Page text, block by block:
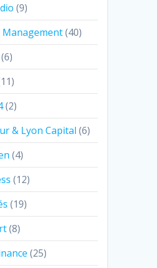
(9)
Management(40)
(6)
(2)
& Lyon Capital (6)
(4)
(12)
(19)
(8)
(25)